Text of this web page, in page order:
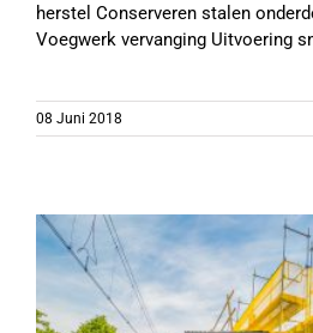
herstel Conserveren stalen
Voegwerk vervanging Uitvoering
08 Juni 2018